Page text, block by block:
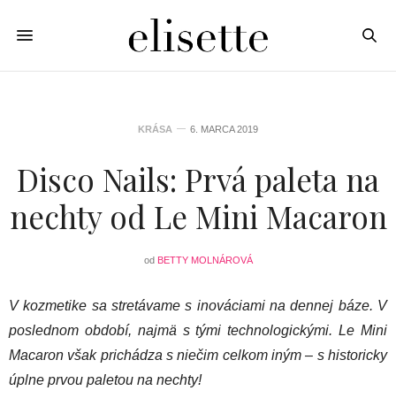
KRÁSA 6. MARCA 2019
Disco Nails: Prvá paleta na
nechty od Le Mini Macaron
od BETTY MOLNÁROVÁ
V kozmetike sa stretávame s inováciami na dennej báze. V
poslednom období, najmä s tými technologickými. Le Mini
Macaron však prichádza s niečim celkom iným – s historicky
úplne prvou paletou na nechty!